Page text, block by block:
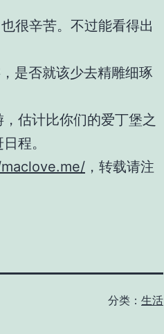
很辛苦。不过能看得出
是否就该少去精雕细琢
估计比你们的爱丁堡之
程。
，转载请注
分类： 生活